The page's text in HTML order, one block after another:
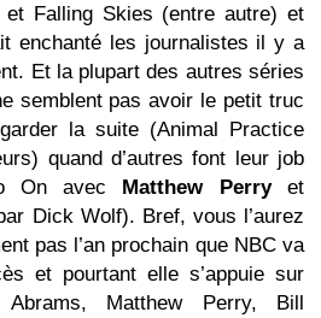
et Falling Skies (entre autre) et
enchanté les journalistes il y a
Et la plupart des autres séries
semblent pas avoir le petit truc
la suite (Animal Practice
quand d’autres font leur job
On avec Matthew Perryet
Dick Wolf). Bref, vous l’aurez
pas l’an prochain que NBC va
et pourtant elle s’appuie sur
Matthew Perry, Bill